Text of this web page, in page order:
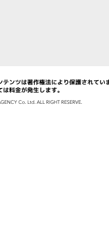
ンツは著作権法により保護されてい
料金が発生します。